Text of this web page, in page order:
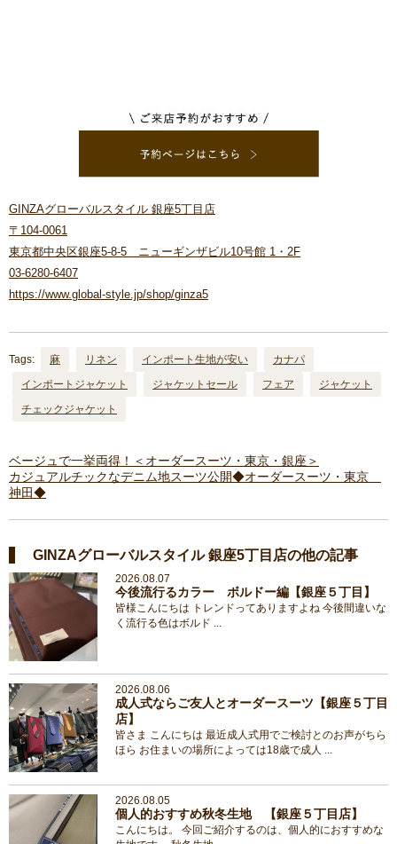
GINZAグローバルスタイル 銀座5丁目店
〒104-0061
東京都中央区銀座5-8-5 ニューギンザビル10号館 1・2F
03-6280-6407
https://www.global-style.jp/shop/ginza5
Tags: 麻 リネン インポート生地が安い
カナパ
インポートジャケット
ジャケットセール フェア
ジャケット
チェックジャケット
ベージュで一挙両得！＜オーダースーツ・東京・銀座＞
カジュアルチックなデニム地スーツ公開◆オーダースーツ・東京
神田◆
GINZAグローバルスタイル 銀座5丁目店の他の記事
2026.08.07
今後流行るカラー ボルドー編【銀座５丁目】
皆様こんにちは トレンドってありますよね 今後間違いな
く流行る色はボルド ...
2026.08.06
成人式ならご友人とオーダースーツ【銀座５丁目
店】
皆さま こんにちは 最近成人式用でご検討とのお声がちら
ほら お住まいの場所によっては18歳で成人 ...
2026.08.05
個人的おすすめ秋冬生地 【銀座５丁目店】
こんにちは。 今回ご紹介するのは、個人的におすすめな